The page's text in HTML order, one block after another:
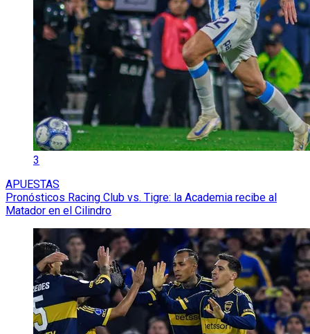
3
APUESTAS
Pronósticos Racing Club vs. Tigre: la Academia recibe al
Matador en el Cilindro